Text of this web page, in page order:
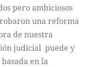
pero ambiciosos
una reforma
de nuestra
judicial puede y
en la